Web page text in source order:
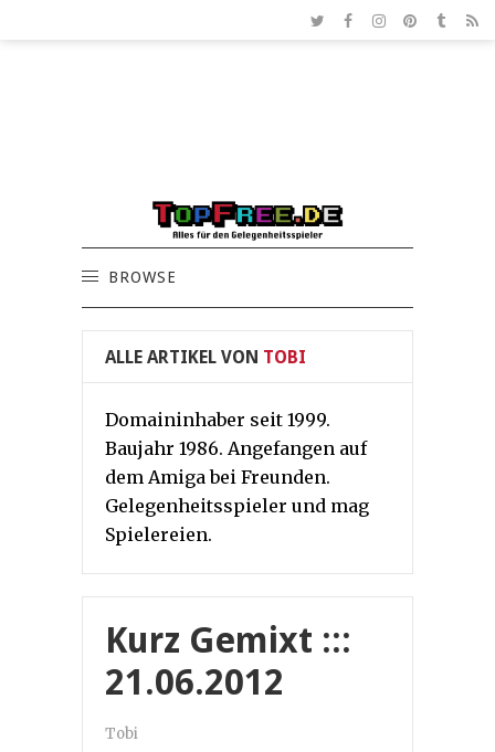
BROWSE
ALLE ARTIKEL VON TOBI
Domaininhaber seit 1999.
Baujahr 1986. Angefangen auf
dem Amiga bei Freunden.
Gelegenheitsspieler und mag
Spielereien.
Kurz Gemixt :::
21.06.2012
Tobi